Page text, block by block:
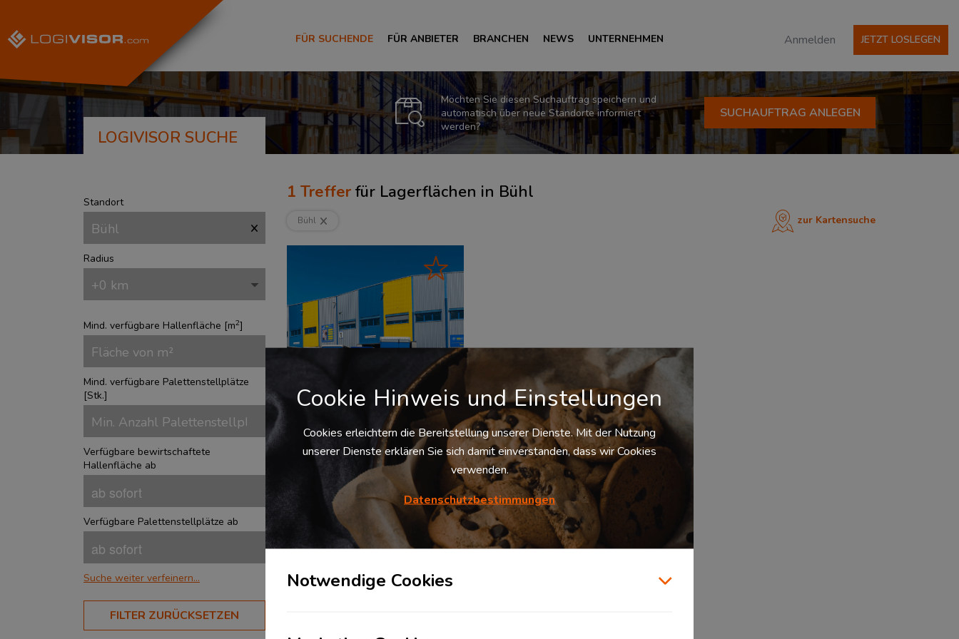
FÜR SUCHENDE FÜR ANBIETER BRANCHEN NEWS UNTERNEHMEN Anmelden JETZT LOSLEGEN
Möchten Sie diesen Suchauftrag speichern und
automatisch über neue Standorte informiert
werden?
SUCHAUFTRAG ANLEGEN
LOGIVISOR SUCHE
Standort
Radius
Mind. verfügbare Hallenfläche [m2]
Mind. verfügbare Palettenstellplätze
[Stk.]
Verfügbare bewirtschaftete
Hallenfläche ab
Verfügbare Palettenstellplätze ab
Suche weiter verfeinern...
BRANCHEN
Aerospace ?
FILTER ZURÜCKSETZEN
1 Treffer für Lagerflächen in Bühl
Bühl zur Kartensuche
Lager in Bühl
Bühl , Deutschland
Der Standort Bühl der Firma LDB
GmbH und LDB Transport GmbH
befindet sich im Industriegebiet
Bühl/Vimbuch in der Werkstraße
17. Dieser Standort befindet sich
Verfügbare
Cookie Hinweis und Einstellungen
Cookies erleichtern die Bereitstellung unserer Dienste. Mit der Nutzung
unserer Dienste erklären Sie sich damit einverstanden, dass wir Cookies
verwenden.
Datenschutzbestimmungen
Notwendige Cookies